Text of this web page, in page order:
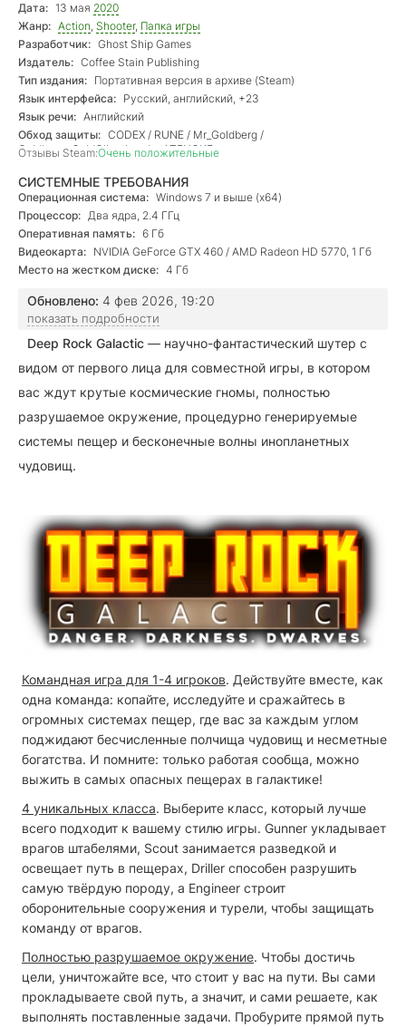
Дата: 13 мая 2020
Жанр: Action, Shooter, Папка игры
Разработчик: Ghost Ship Games
Издатель: Coffee Stain Publishing
Тип издания: Портативная версия в архиве (Steam)
Язык интерфейса: Русский, английский, +23
Язык речи: Английский
Обход защиты: CODEX / RUNE / Mr_Goldberg /
Goldberg+ColdClientLoader / TENOKE
Отзывы Steam:Очень положительные
СИСТЕМНЫЕ ТРЕБОВАНИЯ
Операционная система: Windows 7 и выше (х64)
Процессор: Два ядра, 2.4 ГГц
Оперативная память: 6 Гб
Видеокарта: NVIDIA GeForce GTX 460 / AMD Radeon HD 5770, 1 Гб
Место на жестком диске: 4 Гб
Обновлено: 4 фев 2026, 19:20
показать подробности
Deep Rock Galactic — научно-фантастический шутер с
видом от первого лица для совместной игры, в котором
вас ждут крутые космические гномы, полностью
разрушаемое окружение, процедурно генерируемые
системы пещер и бесконечные волны инопланетных
чудовищ.
Командная игра для 1-4 игроков. Действуйте вместе, как
одна команда: копайте, исследуйте и сражайтесь в
огромных системах пещер, где вас за каждым углом
поджидают бесчисленные полчища чудовищ и несметные
богатства. И помните: только работая сообща, можно
выжить в самых опасных пещерах в галактике!
4 уникальных класса. Выберите класс, который лучше
всего подходит к вашему стилю игры. Gunner укладывает
врагов штабелями, Scout занимается разведкой и
освещает путь в пещерах, Driller способен разрушить
самую твёрдую породу, а Engineer строит
оборонительные сооружения и турели, чтобы защищать
команду от врагов.
Полностью разрушаемое окружение. Чтобы достичь
цели, уничтожайте все, что стоит у вас на пути. Вы сами
прокладываете свой путь, а значит, и сами решаете, как
выполнять поставленные задачи. Пробурите прямой путь